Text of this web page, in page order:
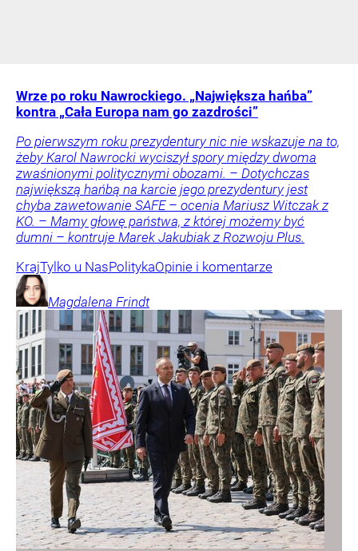
Wrze po roku Nawrockiego. „Największa hańba”
kontra „Cała Europa nam go zazdrości”
Po pierwszym roku prezydentury nic nie wskazuje na to,
żeby Karol Nawrocki wyciszył spory między dwoma
zwaśnionymi politycznymi obozami. – Dotychczas
największą hańbą na karcie jego prezydentury jest
chyba zawetowanie SAFE – ocenia Mariusz Witczak z
KO. – Mamy głowę państwa, z której możemy być
dumni – kontruje Marek Jakubiak z Rozwoju Plus.
KrajTylko u NasPolitykaOpinie i komentarze
Magdalena Frindt